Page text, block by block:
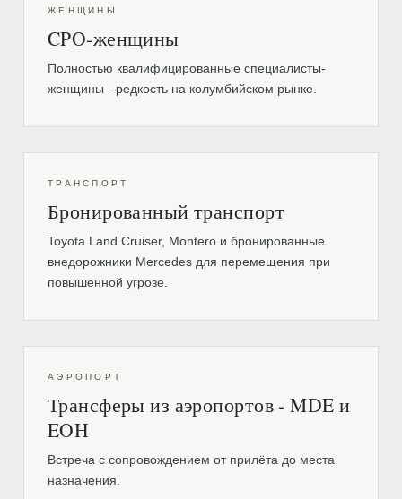
ЖЕНЩИНЫ
CPO-женщины
Полностью квалифицированные специалисты-
женщины - редкость на колумбийском рынке.
ТРАНСПОРТ
Бронированный транспорт
Toyota Land Cruiser, Montero и бронированные
внедорожники Mercedes для перемещения при
повышенной угрозе.
АЭРОПОРТ
Трансферы из аэропортов - MDE и
EOH
Встреча с сопровождением от прилёта до места
назначения.